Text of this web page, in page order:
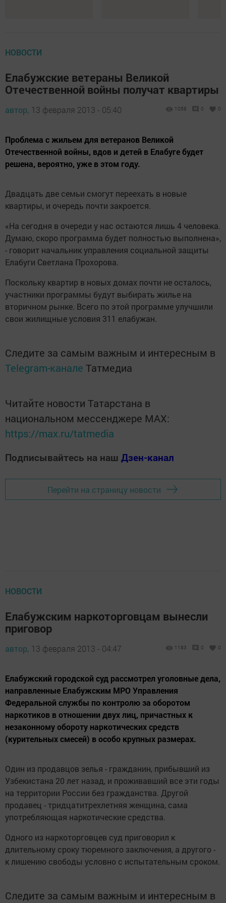
НОВОСТИ
Елабужские ветераны Великой
Отечественной войны получат квартиры
автор, 13 февраля 2013 - 05:40 1058 0 0
Проблема с жильем для ветеранов Великой
Отечественной войны, вдов и детей в Елабуге будет
решена, вероятно, уже в этом году.
Двадцать две семьи смогут переехать в новые
квартиры, и очередь почти закроется.
«На сегодня в очереди у нас остаются лишь 4 человека.
Думаю, скоро программа будет полностью выполнена»,
- говорит начальник управления социальной защиты
Елабуги Светлана Прохорова.
Поскольку квартир в новых домах почти не осталось,
участники программы будут выбирать жилье на
вторичном рынке. Всего по этой программе улучшили
свои жилищные условия 311 елабужан.
Следите за самым важным и интересным в
Telegram-канале Татмедиа
Читайте новости Татарстана в
национальном мессенджере MАХ:
https://max.ru/tatmedia
Подписывайтесь на наш Дзен-канал
Перейти на страницу новости
НОВОСТИ
Елабужским наркоторговцам вынесли
приговор
автор, 13 февраля 2013 - 04:47 1183 0 0
Елабужский городской суд рассмотрел уголовные дела,
направленные Елабужским МРО Управления
Федеральной службы по контролю за оборотом
наркотиков в отношении двух лиц, причастных к
незаконному обороту наркотических средств
(курительных смесей) в особо крупных размерах.
Один из продавцов зелья - гражданин, прибывший из
Узбекистана 20 лет назад, и проживавший все эти годы
на территории России без гражданства. Другой
продавец - тридцатитрехлетняя женщина, сама
употребляющая наркотические средства.
Одного из наркоторговцев суд приговорил к
длительному сроку тюремного заключения, а другого -
к лишению свободы условно с испытательным сроком.
Следите за самым важным и интересным в